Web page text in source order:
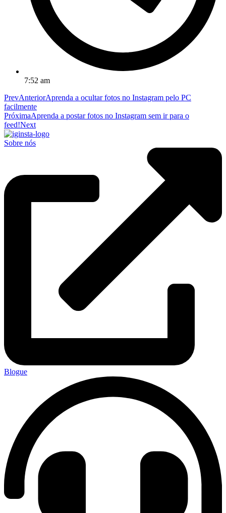
7:52 am
PrevAnteriorAprenda a ocultar fotos no Instagram pelo PC
facilmente
PróximaAprenda a postar fotos no Instagram sem ir para o
feed!Next
Sobre nós
Blogue